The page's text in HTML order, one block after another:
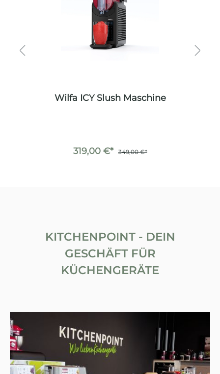
Wilfa ICY Slush Maschine
319,00 €* 349,00 €*
KITCHENPOINT - DEIN
GESCHÄFT FÜR
KÜCHENGERÄTE